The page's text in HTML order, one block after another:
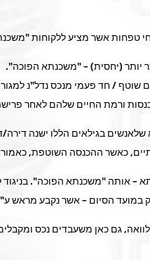
טפחות אשר מציע ללקוחות
יותר (יחסית) – "משכנתא הפוכה".
שוטף / חד פעמי מנכס נדל"נ
בגילאים הללו ישנה
כאשר ההכנסה השוטפת,
– אותה "משכנתא הפוכה".
במועד הסיום – אשר נקבע מראש
גם כאן משעבדים נכס